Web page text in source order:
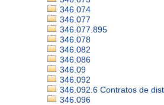
346.074
346.077
346.077.895
346.078
346.082
346.086
346.09
346.092
346.092.6 Contratos de
346.096